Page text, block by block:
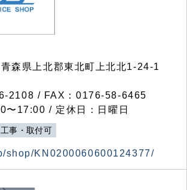
森県上北郡東北町上北北1-24-1
2108 / FAX：0176-58-6465
〜17:00 / 定休日：日曜日
工事・取付可
shop/KN0200060600124377/